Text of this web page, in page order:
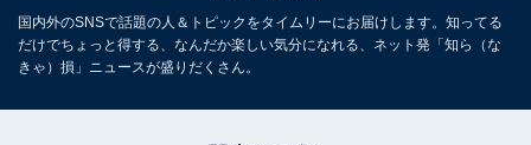
国内外のSNSで話題の人＆トピックをタイムリーにお届けします。知ってる
だけでちょっと得する、なんだか楽しい気分になれる、ネット発「知ら（な
きゃ）損」ニュースが盛りだくさん。